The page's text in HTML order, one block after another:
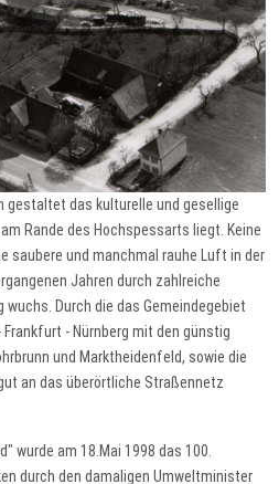
gestaltet das kulturelle und gesellige
Rande des Hochspessarts liegt. Keine
saubere und manchmal rauhe Luft in der
Jahren durch zahlreiche
Durch die das Gemeindegebiet
- Nürnberg mit den günstig
und Marktheidenfeld, sowie die
an das überörtliche Straßennetz
wurde am 18.Mai 1998 das 100.
durch den damaligen Umweltminister